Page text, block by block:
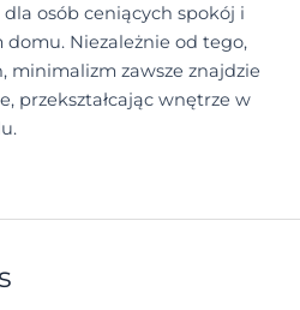
osób ceniących spokój i
domu. Niezależnie od tego,
minimalizm zawsze znajdzie
przekształcając wnętrze w